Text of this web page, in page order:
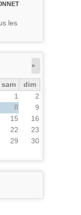
les
»
sam
dim
1
2
8
9
15
16
22
23
29
30